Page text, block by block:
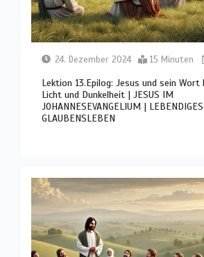
24. Dezember 2024 15 Minuten
Lektion 13.Epilog: Jesus und sein Wort
Licht und Dunkelheit | JESUS IM
JOHANNESEVANGELIUM | LEBENDIGES
GLAUBENSLEBEN